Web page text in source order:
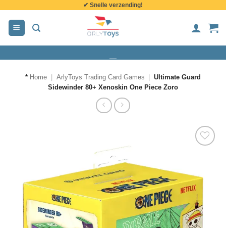
inhoud
✔ Snelle verzending!
* Home ArlyToys Trading Card Games
Ultimate Guard
Sidewinder 80+ Xenoskin One Piece Zoro